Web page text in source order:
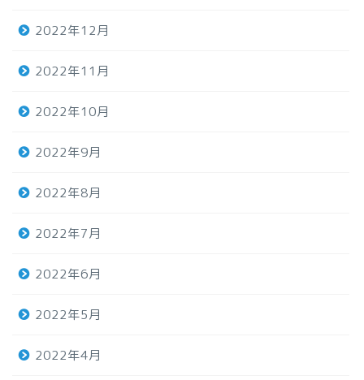
2022年12月
2022年11月
2022年10月
2022年9月
2022年8月
2022年7月
2022年6月
2022年5月
2022年4月